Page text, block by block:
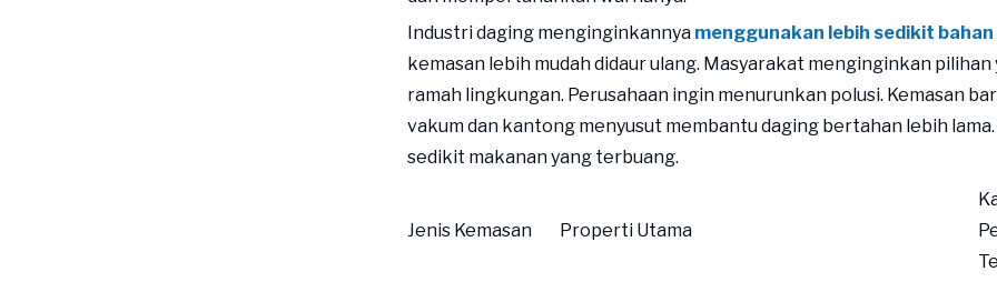
Industri daging menginginkannya menggunakan lebih sedikit bahan
kemasan lebih mudah didaur ulang. Masyarakat menginginkan pilihan
ramah lingkungan. Perusahaan ingin menurunkan polusi. Kemasan
vakum dan kantong menyusut membantu daging bertahan lebih
sedikit makanan yang terbuang.
Jenis Kemasan Properti Utama